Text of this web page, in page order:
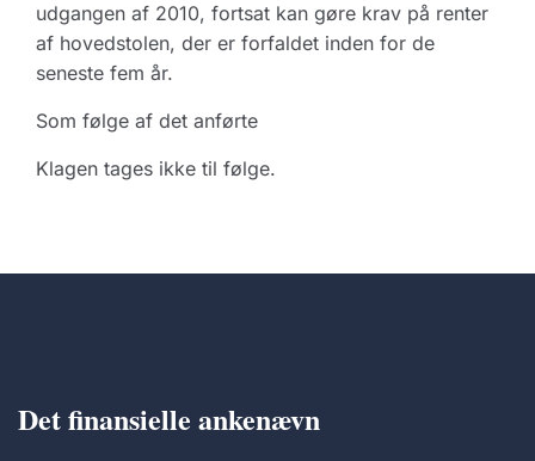
udgangen af 2010, fortsat kan gøre krav på renter
af hovedstolen, der er forfaldet inden for de
seneste fem år.
Som følge af det anførte
Klagen tages ikke til følge.
Det finansielle ankenævn